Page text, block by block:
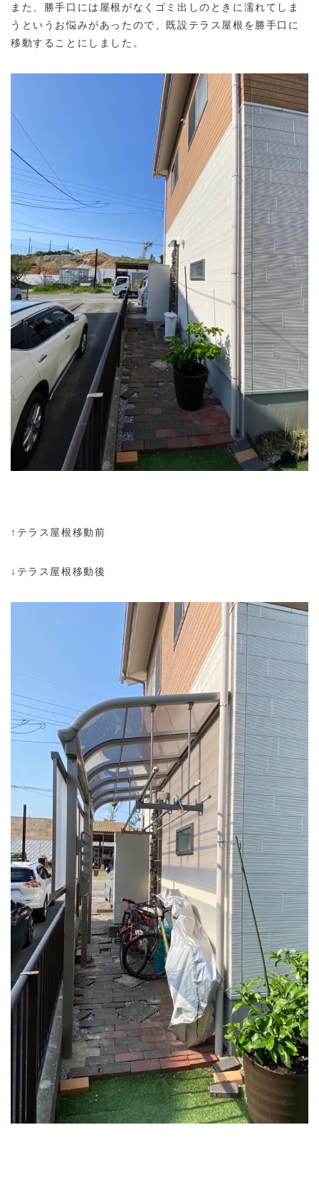
また、勝手口には屋根がなくゴミ出しのときに濡れてしま
うというお悩みがあったので、既設テラス屋根を勝手口に
移動することにしました。
↑テラス屋根移動前
↓テラス屋根移動後